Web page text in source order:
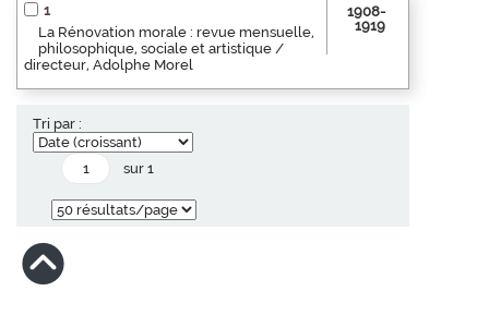
1
La Rénovation morale : revue mensuelle,
philosophique, sociale et artistique /
directeur, Adolphe Morel
1908-
1919
Tri par :
sur 1